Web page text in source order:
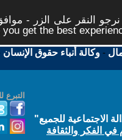
النقر على الزر -
get the best
-وكالة أنباء حقوق الإنسان
التبرع
الاجتماعية للجميع"
في الفكر والثقافة